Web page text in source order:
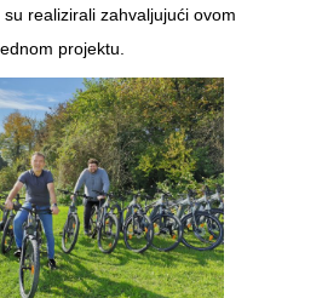
realizirali zahvaljujući ovom
projektu.